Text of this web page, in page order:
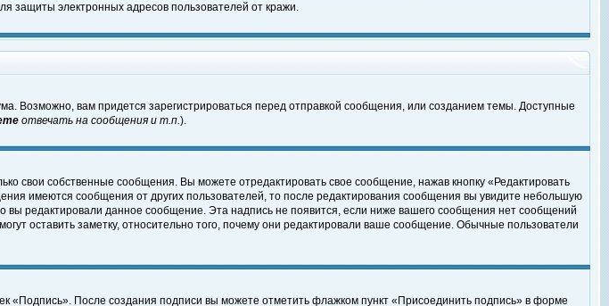
защиты электронных адресов пользователей от кражи.
Возможно, вам придется зарегистрироваться перед отправкой сообщения, или созданием темы. Доступные
отвечать на сообщения и т.п.).
свои собственные сообщения. Вы можете отредактировать свое сообщение, нажав кнопку «Редактировать
имеются сообщения от других пользователей, то после редактирования сообщения вы увидите небольшую
вы редактировали данное сообщение. Эта надпись не появится, если ниже вашего сообщения нет сообщений
оставить заметку, относительно того, почему они редактировали ваше сообщение. Обычные пользователи
«Подпись». После создания подписи вы можете отметить флажком пункт «Присоединить подпись» в форме